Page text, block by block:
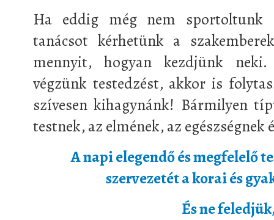
Ha eddig még nem sportoltunk
tanácsot kérhetünk a
mennyit, hogyan kezdjünk
végzünk testedzést, akkor is
szívesen kihagynánk! Bármilyen
testnek, az elmének, az egészségnek
A napi elegendő és megfelelő
szervezetét a korai és
És ne